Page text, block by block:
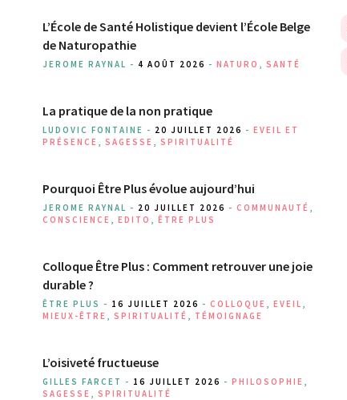
L’École de Santé Holistique devient l’École Belge
de Naturopathie
JEROME RAYNAL - 4 AOÛT 2026 -NATURO ,SANTÉ
La pratique de la non pratique
LUDOVIC FONTAINE - 20 JUILLET 2026 -EVEIL ET
PRÉSENCE ,SAGESSE ,SPIRITUALITÉ
Pourquoi Être Plus évolue aujourd’hui
JEROME RAYNAL - 20 JUILLET 2026 -COMMUNAUTÉ ,
CONSCIENCE ,EDITO ,ÊTRE PLUS
Colloque Être Plus : Comment retrouver une joie
durable ?
ÊTRE PLUS - 16 JUILLET 2026 -COLLOQUE ,EVEIL ,
MIEUX-ÊTRE ,SPIRITUALITÉ , TÉMOIGNAGE
L’oisiveté fructueuse
GILLES FARCET - 16 JUILLET 2026 -PHILOSOPHIE ,
SAGESSE ,SPIRITUALITÉ